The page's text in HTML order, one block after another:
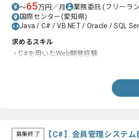
〜65万円／月 業務委託(フリーラ
国際センター(愛知県)
Java / C# / VB.NET / Oracle / SQL
求めるスキル
・C#を用いたWeb開発経験
募集終了 【C#】会員管理システ